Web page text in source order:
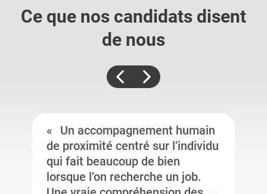
Ce que nos candidats disent
de nous
Un accompagnement humain
de proximité centré sur l’individu
qui fait beaucoup de bien
lorsque l’on recherche un job.